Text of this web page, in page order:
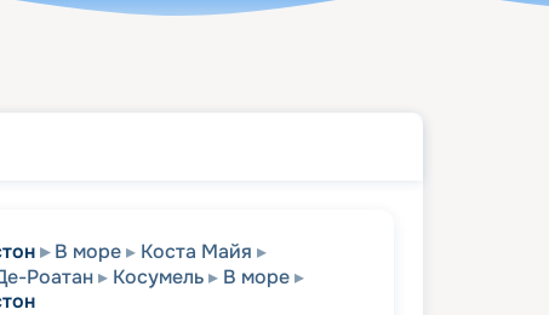
В море
Коста Майя
Роатан
Косумель
В море